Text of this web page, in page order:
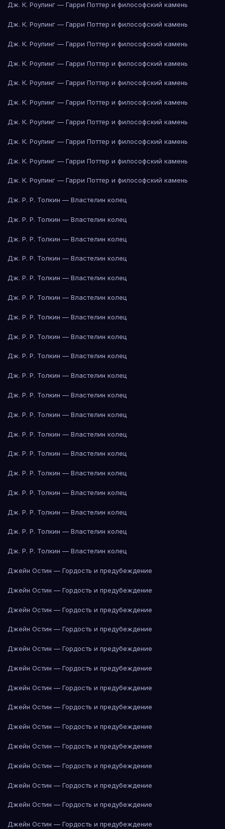
Дж. К. Роулинг — Гарри Поттер и философский камень
Дж. К. Роулинг — Гарри Поттер и философский камень
Дж. К. Роулинг — Гарри Поттер и философский камень
Дж. К. Роулинг — Гарри Поттер и философский камень
Дж. К. Роулинг — Гарри Поттер и философский камень
Дж. К. Роулинг — Гарри Поттер и философский камень
Дж. К. Роулинг — Гарри Поттер и философский камень
Дж. К. Роулинг — Гарри Поттер и философский камень
Дж. К. Роулинг — Гарри Поттер и философский камень
Дж. К. Роулинг — Гарри Поттер и философский камень
Дж. Р. Р. Толкин — Властелин колец
Дж. Р. Р. Толкин — Властелин колец
Дж. Р. Р. Толкин — Властелин колец
Дж. Р. Р. Толкин — Властелин колец
Дж. Р. Р. Толкин — Властелин колец
Дж. Р. Р. Толкин — Властелин колец
Дж. Р. Р. Толкин — Властелин колец
Дж. Р. Р. Толкин — Властелин колец
Дж. Р. Р. Толкин — Властелин колец
Дж. Р. Р. Толкин — Властелин колец
Дж. Р. Р. Толкин — Властелин колец
Дж. Р. Р. Толкин — Властелин колец
Дж. Р. Р. Толкин — Властелин колец
Дж. Р. Р. Толкин — Властелин колец
Дж. Р. Р. Толкин — Властелин колец
Дж. Р. Р. Толкин — Властелин колец
Дж. Р. Р. Толкин — Властелин колец
Дж. Р. Р. Толкин — Властелин колец
Дж. Р. Р. Толкин — Властелин колец
Джейн Остин — Гордость и предубеждение
Джейн Остин — Гордость и предубеждение
Джейн Остин — Гордость и предубеждение
Джейн Остин — Гордость и предубеждение
Джейн Остин — Гордость и предубеждение
Джейн Остин — Гордость и предубеждение
Джейн Остин — Гордость и предубеждение
Джейн Остин — Гордость и предубеждение
Джейн Остин — Гордость и предубеждение
Джейн Остин — Гордость и предубеждение
Джейн Остин — Гордость и предубеждение
Джейн Остин — Гордость и предубеждение
Джейн Остин — Гордость и предубеждение
Джейн Остин — Гордость и предубеждение